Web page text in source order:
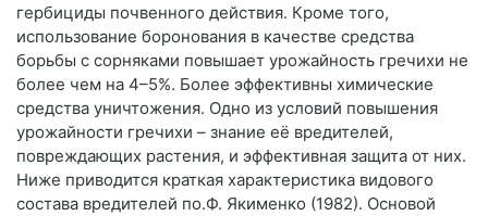
гербициды почвенного действия. Кроме того,
использование боронования в качестве средства
борьбы с сорняками повышает урожайность гречихи не
более чем на 4–5%. Более эффективны химические
средства уничтожения. Одно из условий повышения
урожайности гречихи – знание её вредителей,
повреждающих растения, и эффективная защита от них.
Ниже приводится краткая характеристика видового
состава вредителей по.Ф. Якименко (1982). Основой